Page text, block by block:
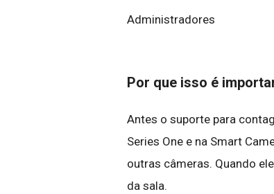
Administradores
Por que isso é
Antes o suporte para
Series One e na Smart
outras câmeras. Quando
da sala.